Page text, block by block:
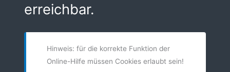
erreichbar.
Hinweis: für die korrekte Funktion der
Online-Hilfe müssen Cookies erlaubt sein!